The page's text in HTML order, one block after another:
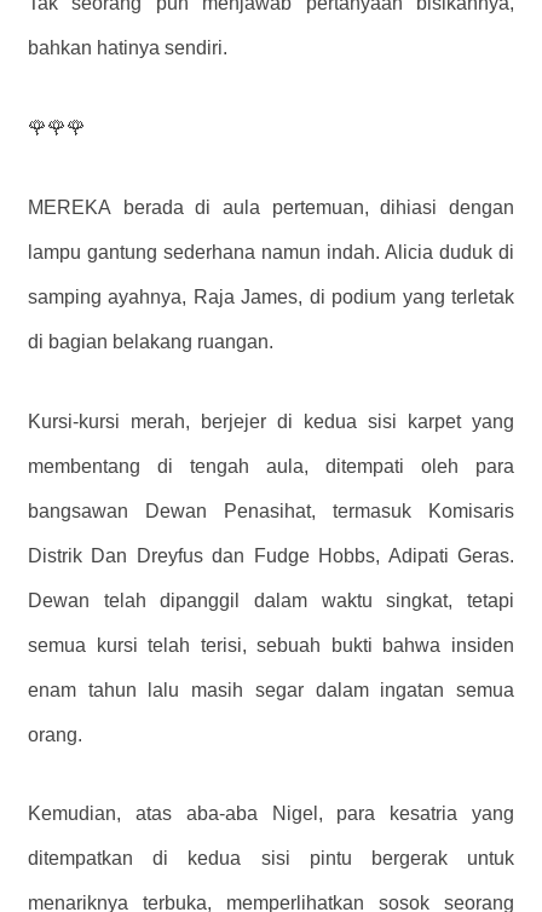
bahkan hatinya sendiri.
🌹🌹🌹
MEREKA berada di aula pertemuan, dihiasi dengan
lampu gantung sederhana namun indah. Alicia duduk di
samping ayahnya, Raja James, di podium yang terletak
di bagian belakang ruangan.
Kursi-kursi merah, berjejer di kedua sisi karpet yang
membentang di tengah aula, ditempati oleh para
bangsawan Dewan Penasihat, termasuk Komisaris
Distrik Dan Dreyfus dan Fudge Hobbs, Adipati Geras.
Dewan telah dipanggil dalam waktu singkat, tetapi
semua kursi telah terisi, sebuah bukti bahwa insiden
enam tahun lalu masih segar dalam ingatan semua
orang.
Kemudian, atas aba-aba Nigel, para kesatria yang
ditempatkan di kedua sisi pintu bergerak untuk
menariknya terbuka, memperlihatkan sosok seorang